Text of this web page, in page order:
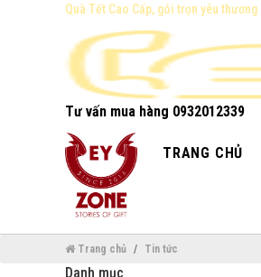
Quà Tết Cao Cấp, gói trọn yêu thương
Tư vấn mua hàng 0932012339
TRANG CHỦ
Trang chủ Tin tức
Danh mục